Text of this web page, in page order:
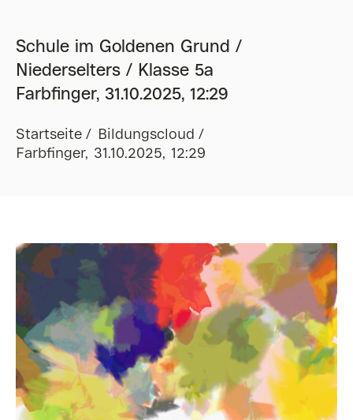
Schule im Goldenen Grund /
Niederselters / Klasse 5a
Farbfinger, 31.10.2025, 12:29
Startseite
Bildungscloud
Farbfinger, 31.10.2025, 12:29